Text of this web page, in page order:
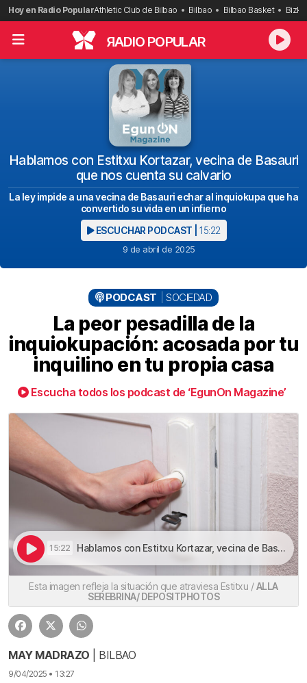
Saltar
al
contenido
Hoy en Radio PopularAthletic Club de Bilbao Bilbao Bilbao Basket
RADIO POPULAR
Hablamos con Estitxu Kortazar, vecina de Basauri
que nos cuenta su calvario
La ley impide a una vecina de Basauri echar al inquiokupa que ha
convertido su vida en un infierno
ESCUCHAR PODCAST | 15:22
9 de abril de 2025
PODCAST SOCIEDAD
La peor pesadilla de la
inquiokupación: acosada por tu
inquilino en tu propia casa
Escucha todos los podcast de ‘EgunOn Magazine’
15:22 Hablamos con Estitxu Kortazar, vecina de Basauri que nos cuenta su calvario | La peor pesadilla de la inquiokupación: acosada por tu inquilino en tu propia casa
Esta imagen refleja la situación que atraviesa Estitxu /ALLA
SEREBRINA/ DEPOSITPHOTOS
MAY MADRAZO | BILBAO
9/04/2025 • 13:27